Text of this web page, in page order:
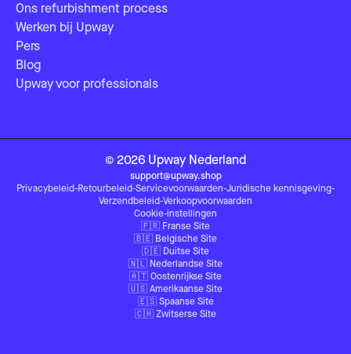
Ons refurbishment process
Werken bij Upway
Pers
Blog
Upway voor professionals
© 2026 Upway Nederland
support@upway.shop
Privacybeleid-Retourbeleid-Servicevoorwaarden-Juridische kennisgeving-
Verzendbeleid-Verkoopvoorwaarden
Cookie-instellingen
🇫🇷 Franse Site
🇧🇪 Belgische Site
🇩🇪 Duitse Site
🇳🇱 Nederlandse Site
🇦🇹 Oostenrijkse Site
🇺🇸 Amerikaanse Site
🇪🇸 Spaanse Site
🇨🇭 Zwitserse Site